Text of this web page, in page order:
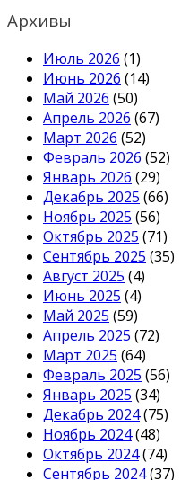
Архивы
Июль 2026 (1)
Июнь 2026 (14)
Май 2026 (50)
Апрель 2026 (67)
Март 2026 (52)
Февраль 2026 (52)
Январь 2026 (29)
Декабрь 2025 (66)
Ноябрь 2025 (56)
Октябрь 2025 (71)
Сентябрь 2025 (35)
Август 2025 (4)
Июнь 2025 (4)
Май 2025 (59)
Апрель 2025 (72)
Март 2025 (64)
Февраль 2025 (56)
Январь 2025 (34)
Декабрь 2024(75)
Ноябрь 2024(48)
Октябрь 2024(74)
Сентябрь 2024(37)